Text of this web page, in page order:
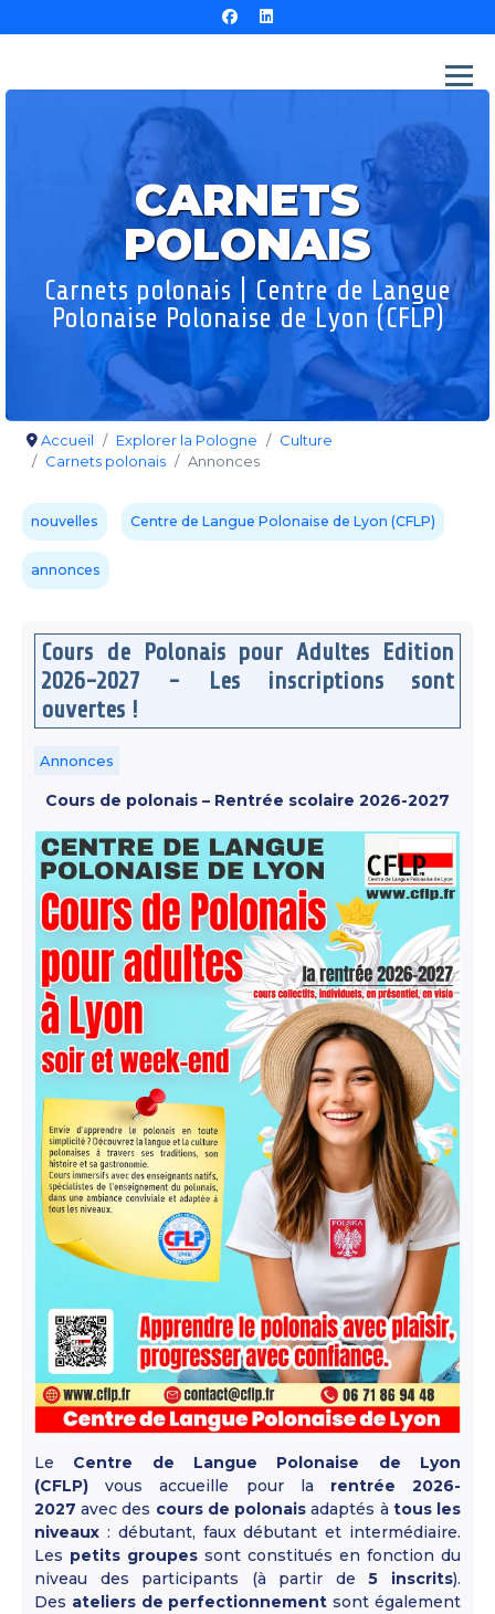
CARNETS
POLONAIS
Carnets polonais | Centre de Langue
Polonaise Polonaise de Lyon (CFLP)
Accueil Explorer la Pologne
Culture
Carnets polonais
Annonces
nouvelles Centre de Langue Polonaise de Lyon (CFLP)
annonces
Cours de Polonais pour Adultes Edition
2026-2027 - Les inscriptions sont
ouvertes !
Annonces
Cours de polonais – Rentrée scolaire 2026-2027
Le Centre de Langue Polonaise de Lyon
(CFLP) vous accueille pour la rentrée 2026-
2027 avec des cours de polonais adaptés à tous les
niveaux : débutant, faux débutant et intermédiaire.
Les petits groupes sont constitués en fonction du
niveau des participants (à partir de5 inscrits).
Des ateliers de perfectionnement sont également